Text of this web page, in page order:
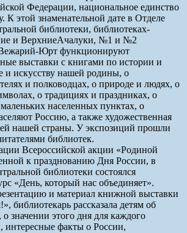
Федерации, национальное единство
К этой знаменательной дате в Отделе
библиотеки, библиотеках-
и ВерхниеАчалуки, №1 и №2
Юрт функционируют
выставки с книгами по истории и
и искусству нашей родины, о
и полководцах, о природе и людях, о
о традициях и праздниках, о
населенных пунктах, о
Россию, а также художественная
нашей страны. У экспозиций прошли
библиотек.
Всероссийской акции «Родиной
к празднованию Дня России, в
библиотеки состоялся
«День, который нас объединяет».
и материал книжной выставки
библиотекарь рассказала детям об
значении этого дня для каждого
интересные факты о России,